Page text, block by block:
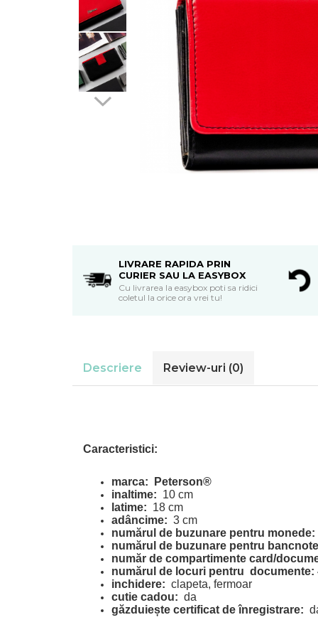
LIVRARE RAPIDA PRIN
CURIER SAU LA EASYBOX
Cu livrarea la easybox poti sa ridici
coletul la orice ora vrei tu!
Descriere Review-uri (0)
Caracteristici:
marca:
Peterson®
inaltime: 10 cm
latime: 18 cm
adâncime: 3 cm
numărul de buzunare pentru monede:
numărul de buzunare pentru
număr de compartimente card/
numărul de locuri pentru documente:
inchidere: clapeta, fermoar
cutie cadou: da
găzduiește certificat de înregistrare: